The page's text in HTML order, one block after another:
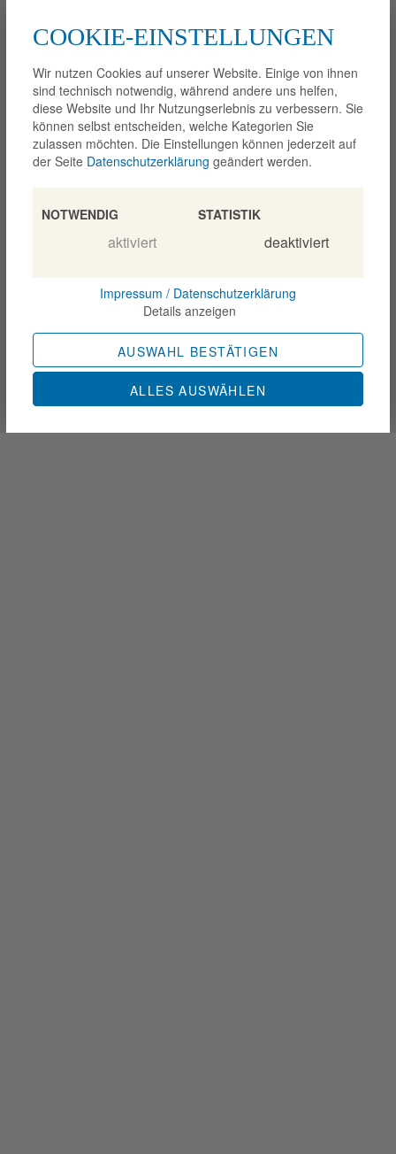
COOKIE-EINSTELLUNGEN
Wir nutzen Cookies auf unserer Website. Einige von ihnen
sind technisch notwendig, während andere uns helfen,
diese Website und Ihr Nutzungserlebnis zu verbessern. Sie
können selbst entscheiden, welche Kategorien Sie
zulassen möchten. Die Einstellungen können jederzeit auf
der Seite Datenschutzerklärung geändert werden.
NOTWENDIG
aktiviert
STATISTIK
deaktiviert
Impressum / Datenschutzerklärung
Details anzeigen
AUSWAHL BESTÄTIGEN
ALLES AUSWÄHLEN
Arbeitsrecht
Erbrecht
Mietrecht
Anwälte
Blog
Bewertungen